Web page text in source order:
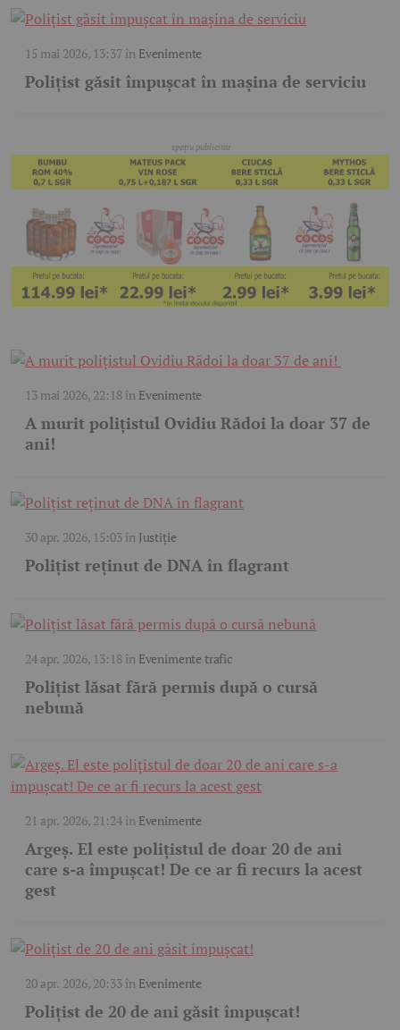
15 mai 2026, 13:37în Evenimente
Polițist găsit împușcat în mașina de serviciu
13 mai 2026, 22:18în Evenimente
A murit polițistul Ovidiu Rădoi la doar 37 de
ani!
30 apr. 2026, 15:03în Justiție
Polițist reținut de DNA în flagrant
24 apr. 2026, 13:18în Evenimente trafic
Polițist lăsat fără permis după o cursă
nebună
21 apr. 2026, 21:24în Evenimente
Argeș. El este polițistul de doar 20 de ani
care s-a împușcat! De ce ar fi recurs la acest
gest
20 apr. 2026, 20:33în Evenimente
Polițist de 20 de ani găsit împușcat!